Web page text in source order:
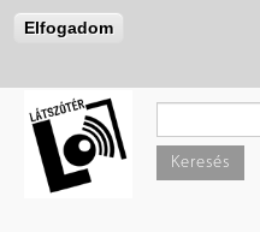
Elfogadom
tartalomra
Keresés